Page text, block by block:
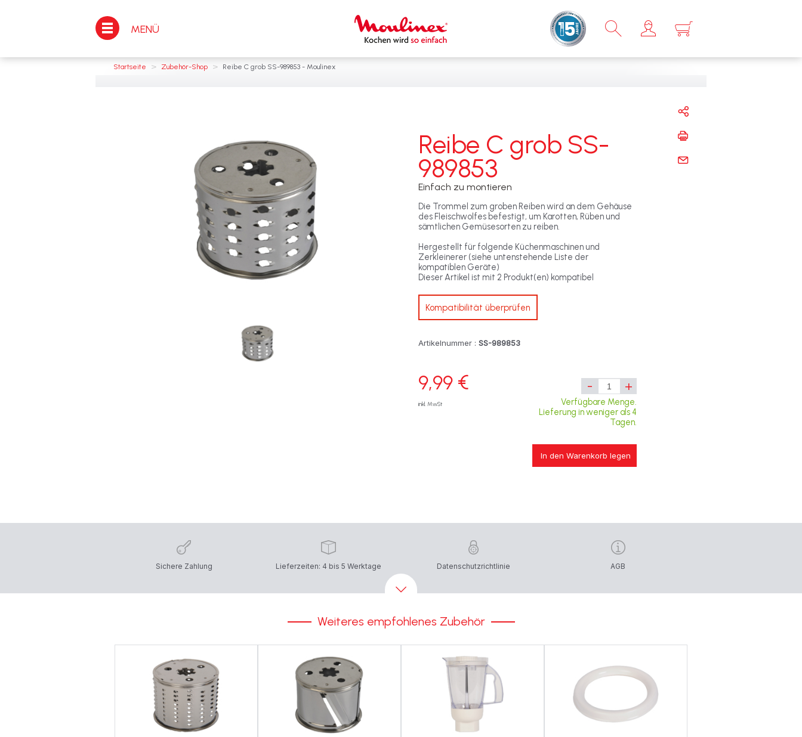
MENÜ ×
Startseite > Zubehör-Shop > Reibe C grob SS-989853 - Moulinex
Reibe C grob SS-
989853
Einfach zu montieren
Die Trommel zum groben Reiben wird an dem Gehäuse
des Fleischwolfes befestigt, um Karotten, Rüben und
sämtlichen Gemüsesorten zu reiben.
Hergestellt für folgende Küchenmaschinen und
Zerkleinerer (siehe untenstehende Liste der
kompatiblen Geräte)
Dieser Artikel ist mit 2 Produkt(en) kompatibel
Kompatibilität überprüfen
Artikelnummer : SS-989853
9,99 €
inkl. MwSt
- +
Verfügbare Menge.
Lieferung in weniger als 4
Tagen.
In den Warenkorb legen
Sichere Zahlung Lieferzeiten: 4 bis 5 Werktage Datenschutzrichtlinie AGB
Weiteres empfohlenes Zubehör